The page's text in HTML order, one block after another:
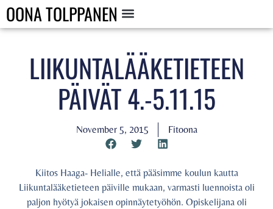
OONA TOLPPANEN
LIIKUNTALÄÄKETIETEEN
PÄIVÄT 4.-5.11.15
November 5, 2015 Fitoona
Kiitos Haaga- Helialle, että pääsimme koulun kautta
Liikuntalääketieteen päiville mukaan, varmasti luennoista oli
paljon hyötyä jokaisen opinnäytetyöhön. Opiskelijana oli